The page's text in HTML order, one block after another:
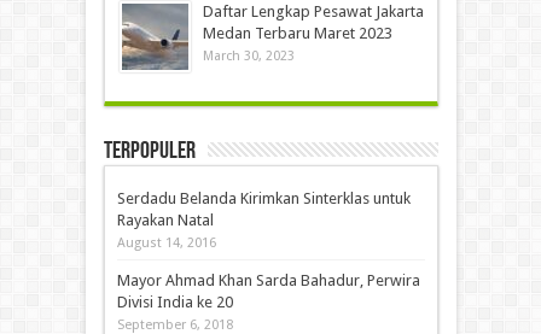
Daftar Lengkap Pesawat Jakarta
Medan Terbaru Maret 2023
March 30, 2023
Terpopuler
Serdadu Belanda Kirimkan Sinterklas untuk
Rayakan Natal
August 14, 2016
Mayor Ahmad Khan Sarda Bahadur, Perwira
Divisi India ke 20
September 6, 2018